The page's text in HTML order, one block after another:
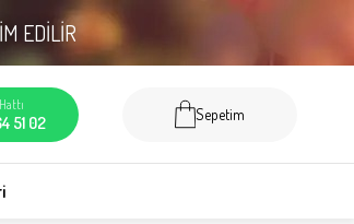
EDİLİR
51 02 Sepetim